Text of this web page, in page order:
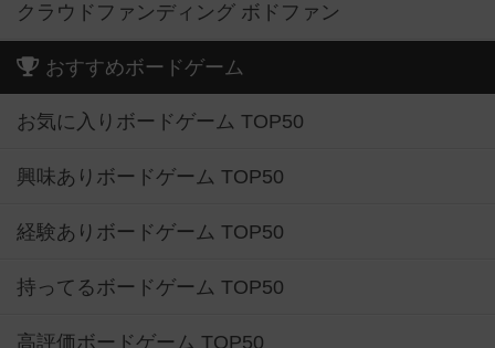
クラウドファンディング ボドファン
おすすめボードゲーム
お気に入りボードゲーム TOP50
興味ありボードゲーム TOP50
経験ありボードゲーム TOP50
持ってるボードゲーム TOP50
高評価ボードゲーム TOP50